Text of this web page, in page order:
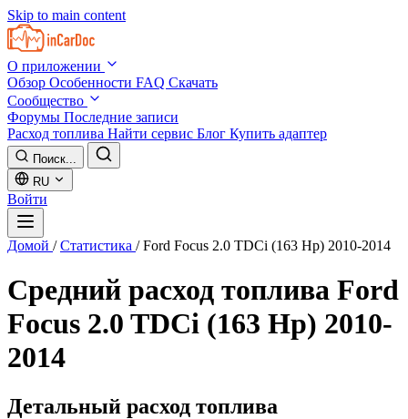
Skip to main content
О приложении
Обзор Особенности FAQ Скачать
Сообщество
Форумы Последние записи
Расход топлива Найти сервис Блог Купить адаптер
Поиск...
RU
Войти
Домой / Статистика / Ford Focus 2.0 TDCi (163 Hp) 2010-2014
Средний расход топлива Ford
Focus 2.0 TDCi (163 Hp) 2010-
2014
Детальный расход топлива